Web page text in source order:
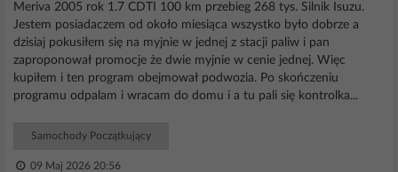
Meriva 2005 rok 1.7 CDTI 100 km przebieg 268 tys. Silnik Isuzu.
Jestem posiadaczem od około miesiąca wszystko było dobrze a
dzisiaj pokusiłem się na myjnie w jednej z stacji paliw i pan
zaproponował promocje że dwie myjnie w cenie jednej. Więc
kupiłem i ten program obejmował podwozia. Po skończeniu
programu odpalam i wracam do domu i a tu pali się kontrolka...
Samochody Początkujący
09 Maj 2026 20:56